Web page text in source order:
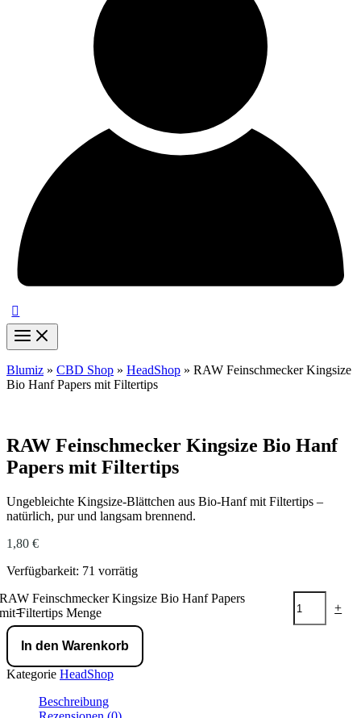
Blumiz » CBD Shop » HeadShop » RAW Feinschmecker Kingsize
Bio Hanf Papers mit Filtertips
RAW Feinschmecker Kingsize Bio Hanf
Papers mit Filtertips
Ungebleichte Kingsize-Blättchen aus Bio-Hanf mit Filtertips –
natürlich, pur und langsam brennend.
1,80 €
Verfügbarkeit: 71 vorrätig
-
Feinschmecker Kingsize Bio Hanf Papers
Filtertips Menge
+
In den Warenkorb
Kategorie HeadShop
Beschreibung